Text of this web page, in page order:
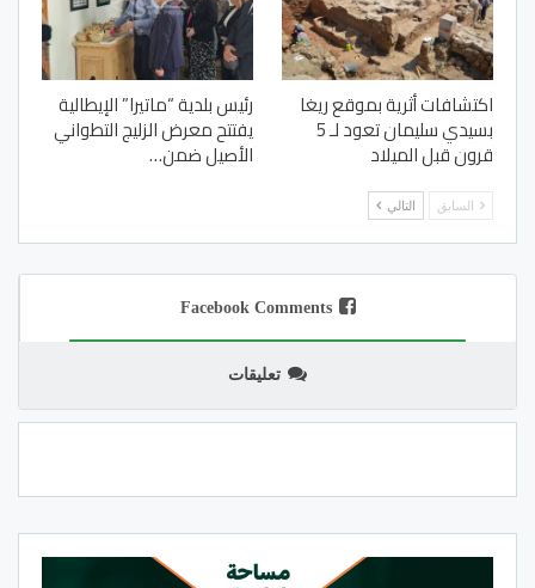
اكتشافات أثرية بموقع ريغا
بسيدي سليمان تعود لـ 5
قرون قبل الميلاد
رئيس بلدية “ماتيرا” الإيطالية
يفتتح معرض الزليج التطواني
الأصيل ضمن…
السابق التالي
Facebook Comments
تعليقات